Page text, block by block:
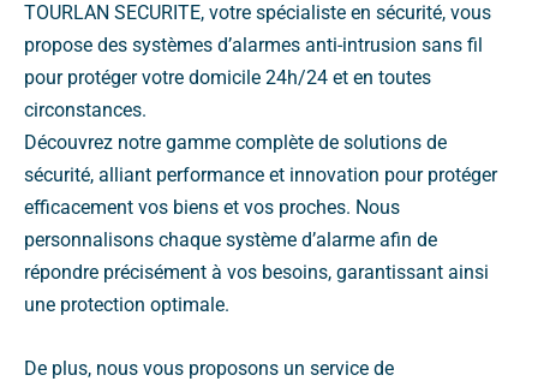
TOURLAN SECURITE, votre spécialiste en sécurité, vous
propose des systèmes d’alarmes anti-intrusion sans fil
pour protéger votre domicile 24h/24 et en toutes
circonstances.
Découvrez notre gamme complète de solutions de
sécurité, alliant performance et innovation pour protéger
efficacement vos biens et vos proches. Nous
personnalisons chaque système d’alarme afin de
répondre précisément à vos besoins, garantissant ainsi
une protection optimale.
De plus, nous vous proposons un service de